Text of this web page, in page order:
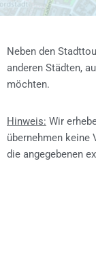
Neben den
anderen Städten,
möchten.
Hinweis: Wir
übernehmen keine
die angegebenen